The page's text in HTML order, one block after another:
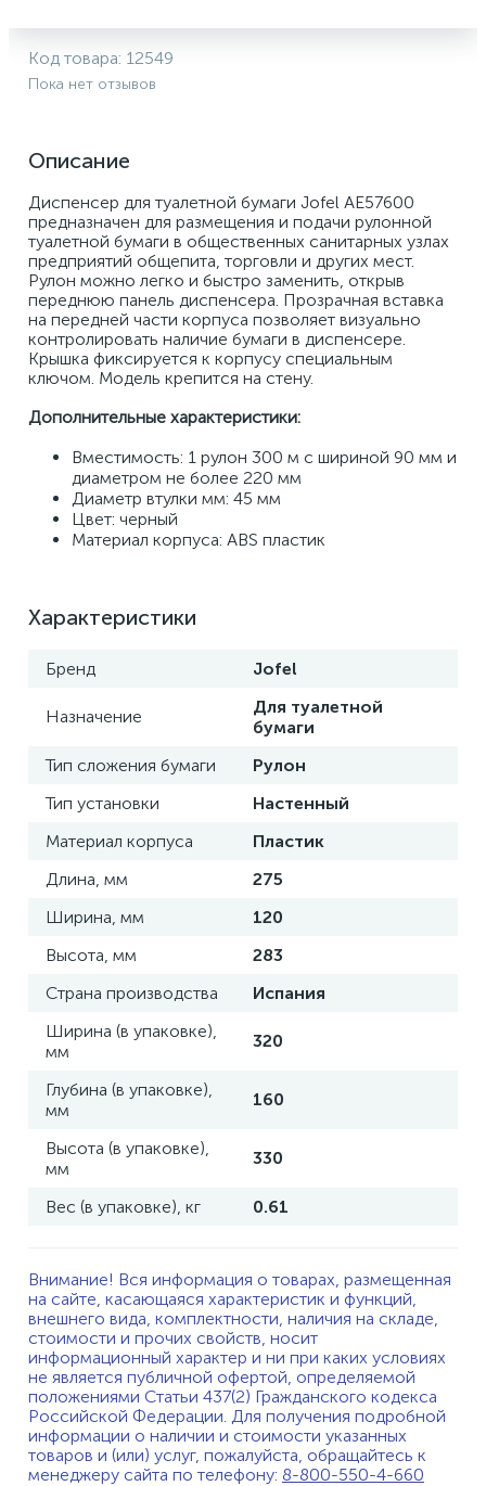
Код товара: 12549
Пока нет отзывов
Описание
Диспенсер для туалетной бумаги Jofel AE57600
предназначен для размещения и подачи рулонной
туалетной бумаги в общественных санитарных узлах
предприятий общепита, торговли и других мест.
Рулон можно легко и быстро заменить, открыв
переднюю панель диспенсера. Прозрачная вставка
на передней части корпуса позволяет визуально
контролировать наличие бумаги в диспенсере.
Крышка фиксируется к корпусу специальным
ключом. Модель крепится на стену.
Дополнительные характеристики:
Вместимость: 1 рулон 300 м с шириной 90 мм и
диаметром не более 220 мм
Диаметр втулки мм: 45 мм
Цвет: черный
Материал корпуса: ABS пластик
Характеристики
Бренд Jofel
Назначение
Для туалетной
бумаги
Тип сложения бумаги
Рулон
Тип установки
Настенный
Материал корпуса
Пластик
Длина, мм
275
Ширина, мм
120
Высота, мм
283
Страна производства
Испания
Ширина (в упаковке),
мм
320
Глубина (в упаковке),
мм
160
Высота (в упаковке),
мм
330
Вес (в упаковке), кг 0.61
Внимание! Вся информация о товарах, размещенная
на сайте, касающаяся характеристик и функций,
внешнего вида, комплектности, наличия на складе,
стоимости и прочих свойств, носит
информационный характер и ни при каких условиях
не является публичной офертой, определяемой
положениями Статьи 437(2) Гражданского кодекса
Российской Федерации. Для получения подробной
информации о наличии и стоимости указанных
товаров и (или) услуг, пожалуйста, обращайтесь к
менеджеру сайта по телефону: 8-800-550-4-660